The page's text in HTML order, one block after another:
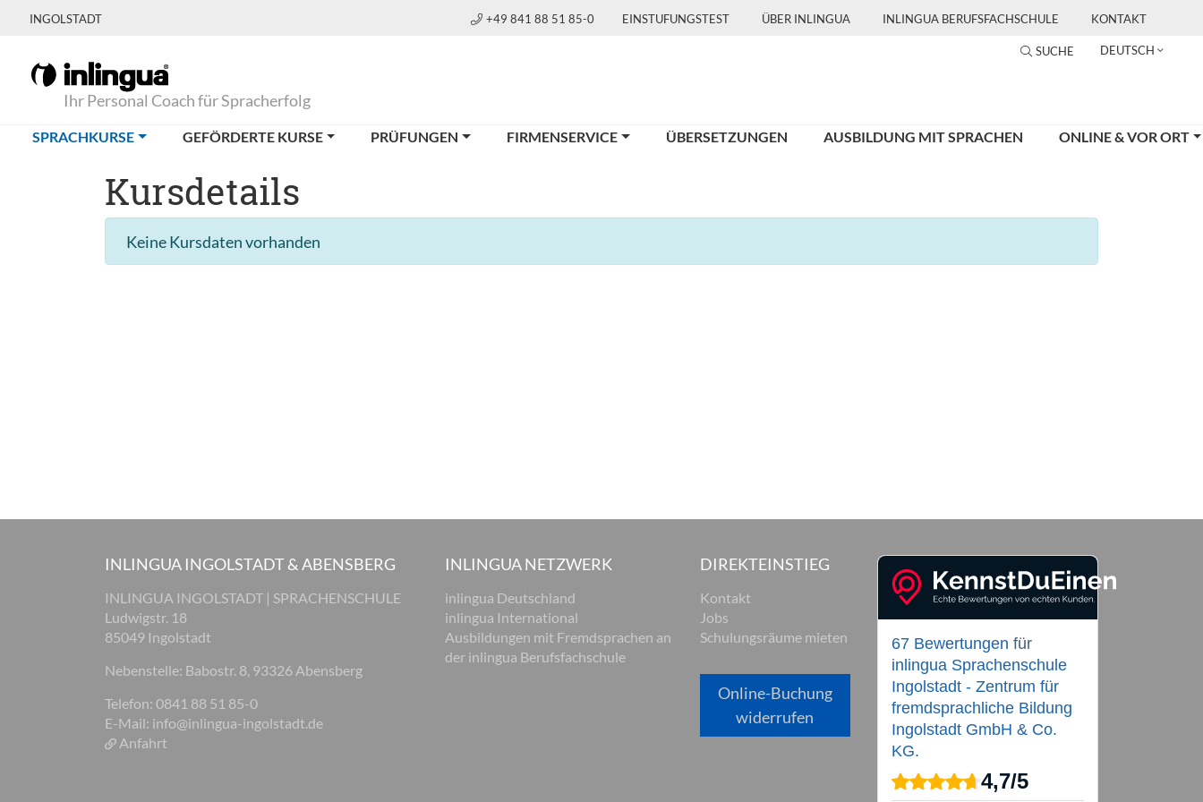
INGOLSTADT +49 841 88 51 85-0 EINSTUFUNGSTEST ÜBER INLINGUA INLINGUA BERUFSFACHSCHULE KONTAKT
SUCHE DEUTSCH
Ihr Personal Coach für Spracherfolg
SPRACHKURSE(CURRENT)GEFÖRDERTE KURSE PRÜFUNGEN FIRMENSERVICE ÜBERSETZUNGEN AUSBILDUNG MIT SPRACHEN ONLINE & VOR ORT
Kursdetails
Keine Kursdaten vorhanden
INLINGUA INGOLSTADT & ABENSBERG
INLINGUA INGOLSTADT | SPRACHENSCHULE
Ludwigstr. 18
85049 Ingolstadt
Nebenstelle: Babostr. 8, 93326 Abensberg
Telefon: 0841 88 51 85-0
E-Mail: info@inlingua-ingolstadt.de
Anfahrt
INLINGUA NETZWERK
inlingua Deutschland
inlingua International
Ausbildungen mit Fremdsprachen an
der inlingua Berufsfachschule
DIREKTEINSTIEG
Kontakt
Jobs
Schulungsräume mieten
Online-Buchung
widerrufen
67 Bewertungen für
inlingua Sprachenschule
Ingolstadt - Zentrum für
fremdsprachliche Bildung
Ingolstadt GmbH & Co.
KG.
4,7/5